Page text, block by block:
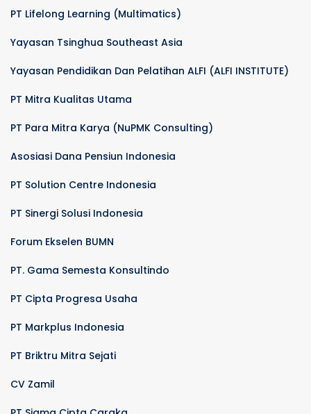
PT Lifelong Learning (Multimatics)
Yayasan Tsinghua Southeast Asia
Yayasan Pendidikan Dan Pelatihan ALFI (ALFI INSTITUTE)
PT Mitra Kualitas Utama
PT Para Mitra Karya (NuPMK Consulting)
Asosiasi Dana Pensiun Indonesia
PT Solution Centre Indonesia
PT Sinergi Solusi Indonesia
Forum Ekselen BUMN
PT. Gama Semesta Konsultindo
PT Cipta Progresa Usaha
PT Markplus Indonesia
PT Briktru Mitra Sejati
CV Zamil